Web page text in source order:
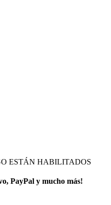
ESTÁN HABILITADOS
PayPal y mucho más!